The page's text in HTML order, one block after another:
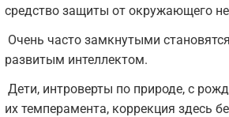
средство защиты от окружающего
Очень часто замкнутыми
развитым интеллектом.
Дети, интроверты по природе, с
их темперамента, коррекция здесь